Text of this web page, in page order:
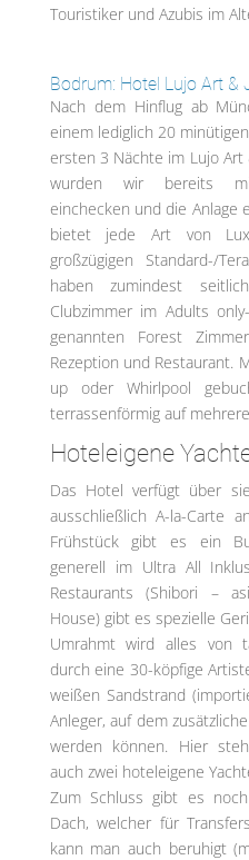
Touristiker und Azubis im
Bodrum: Hotel Lujo Art &
Nach dem Hinflug ab
einem lediglich 20
ersten 3 Nächte im Lujo
wurden wir bereits
einchecken und die Anlage
bietet jede Art von
großzügigen Standard-/
haben zumindest
Clubzimmer im Adults
genannten Forest
Rezeption und Restaurant.
up oder Whirlpool
terrassenförmig auf
Hoteleigene
Das Hotel verfügt über
ausschließlich A-la-Carte
Frühstück gibt es ein
generell im Ultra All
Restaurants (Shibori –
House) gibt es spezielle
Umrahmt wird alles von
durch eine 30-köpfige
weißen Sandstrand
Anleger, auf dem
werden können. Hier
auch zwei hoteleigene
Zum Schluss gibt es
Dach, welcher für
kann man auch beruhigt